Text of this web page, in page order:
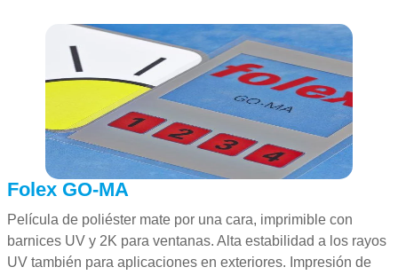
Folex GO-MA
Película de poliéster mate por una cara, imprimible con
barnices UV y 2K para ventanas. Alta estabilidad a los rayos
UV también para aplicaciones en exteriores. Impresión de